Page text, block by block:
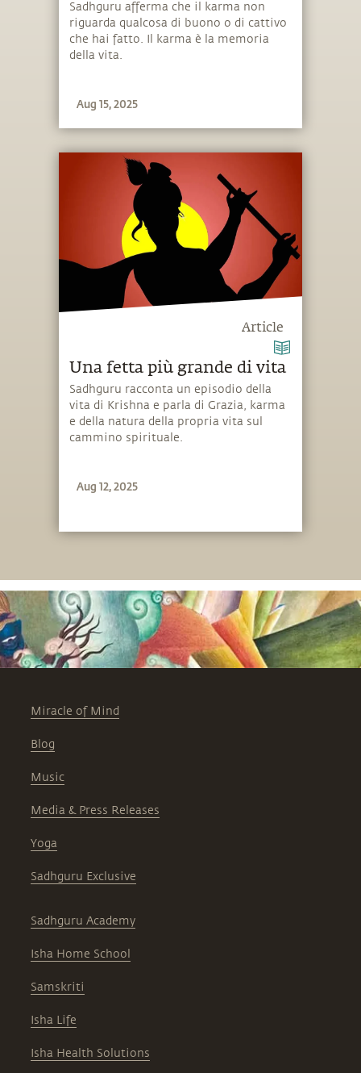
Sadhguru afferma che il karma non
riguarda qualcosa di buono o di cattivo
che hai fatto. Il karma è la memoria
della vita.
Aug 15, 2025
Article
Una fetta più grande di vita
Sadhguru racconta un episodio della
vita di Krishna e parla di Grazia, karma
e della natura della propria vita sul
cammino spirituale.
Aug 12, 2025
Miracle of Mind
Blog
Music
Media & Press Releases
Yoga
Sadhguru Exclusive
Sadhguru Academy
Isha Home School
Samskriti
Isha Life
Isha Health Solutions